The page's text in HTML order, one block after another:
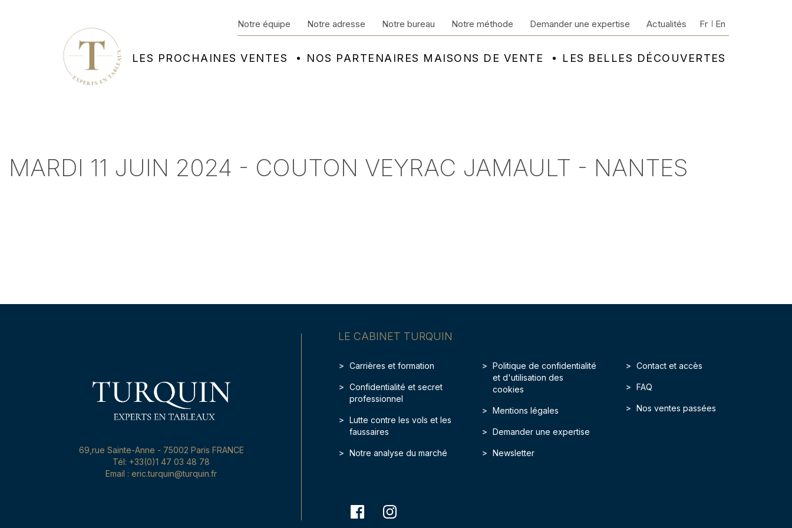
LES PROCHAINES VENTES NOS PARTENAIRES MAISONS DE VENTE LES BELLES DÉCOUVERTES
Notre équipe Notre adresse Notre bureau Notre méthode Demander une expertise Actualités Fr En
MARDI 11 JUIN 2024 - COUTON VEYRAC JAMAULT - NANTES
LE CABINET TURQUIN
Carrières et formation
Confidentialité et secret
professionnel
Lutte contre les vols et les
faussaires
Notre analyse du marché
Politique de confidentialité
et d'utilisation des
cookies
Mentions légales
Demander une expertise
Newsletter
Contact et accès
FAQ
Nos ventes passées
69,rue Sainte-Anne - 75002 Paris FRANCE
Tél: +33(0)1 47 03 48 78
Email : eric.turquin@turquin.fr